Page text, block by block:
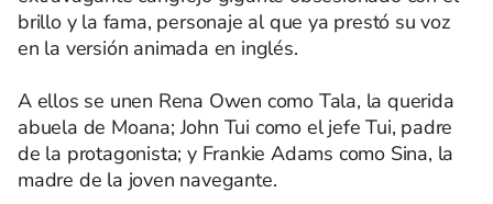
brillo y la fama, personaje al que ya prestó su voz
en la versión animada en inglés.
A ellos se unen Rena Owen como Tala, la querida
abuela de Moana; John Tui como el jefe Tui, padre
de la protagonista; y Frankie Adams como Sina, la
madre de la joven navegante.